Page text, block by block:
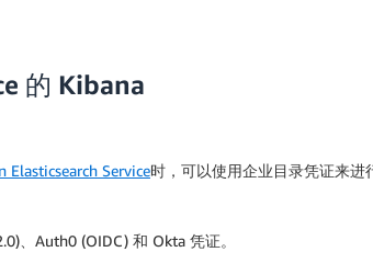
的 Kibana
Elasticsearch Service时，可以使用企业目录凭证来进
、Auth0 (OIDC) 和 Okta 凭证。